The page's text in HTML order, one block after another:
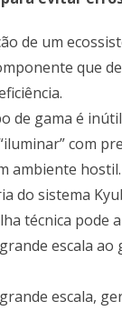
de um
que
de gama é
com
ambiente hostil.
do sistema
técnica pode
escala ao
escala,